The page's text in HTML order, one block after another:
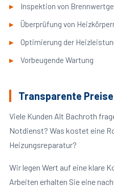
Inspektion von
Überprüfung von
Optimierung der
Vorbeugende Wartung
Transparente
Viele Kunden Alt Bachroth
Notdienst? Was kostet eine
Heizungsreparatur?
Wir legen Wert auf eine klare
Arbeiten erhalten Sie eine